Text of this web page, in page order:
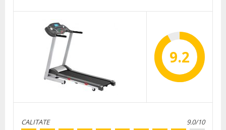
9.2
CALITATE 9.0/10